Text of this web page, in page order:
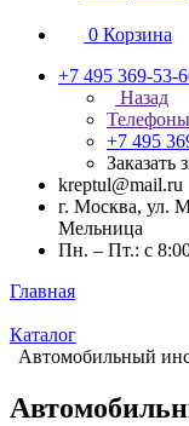
0 Корзина
+7 495 369-53-
Назад
Телефоны
+7 495
Заказать
kreptul@mail.ru
г. Москва, ул.
Мельница
Пн. – Пт.: с
Главная
Каталог
Автомобильный